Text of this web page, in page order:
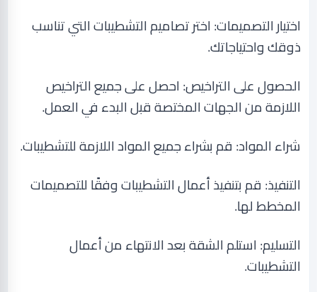
اختيار التصميمات: اختر تصاميم التشطيبات التي تناسب
ذوقك واحتياجاتك.
الحصول على التراخيص: احصل على جميع التراخيص
اللازمة من الجهات المختصة قبل البدء في العمل.
شراء المواد: قم بشراء جميع المواد اللازمة للتشطيبات.
التنفيذ: قم بتنفيذ أعمال التشطيبات وفقًا للتصميمات
المخطط لها.
التسليم: استلم الشقة بعد الانتهاء من أعمال
التشطيبات.